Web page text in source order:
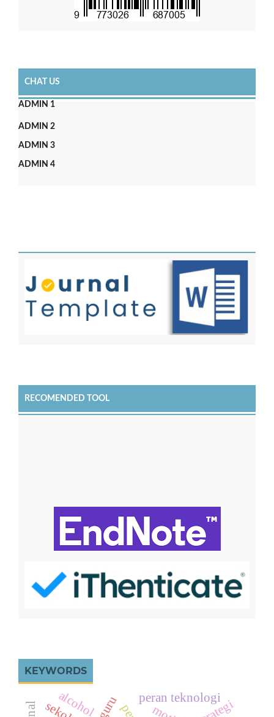
CHAT US
ADMIN 1
ADMIN 2
ADMIN 3
ADMIN 4
RECOMENDED TOOL
KEYWORDS
peran teknologi
alcohol